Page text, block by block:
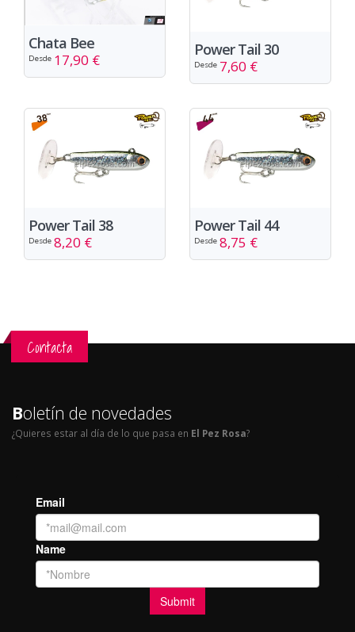
Chata Bee
Desde 17,90 €
Power Tail 30
Desde 7,60 €
Power Tail 38
Desde 8,20 €
Power Tail 44
Desde 8,75 €
Contacta
Boletín de novedades
¿Quieres estar al día de lo que pasa en El Pez Rosa?